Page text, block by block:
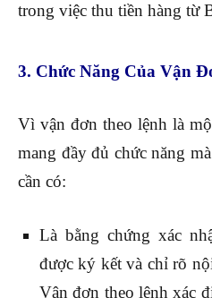
trong việc thu tiền hàng từ
3. Chức Năng Của Vận
Vì vận đơn theo lệnh là
mang đầy đủ chức năng
cần có:
Là bằng chứng xác
được ký kết và chỉ rõ
Vận đơn theo lệnh xác